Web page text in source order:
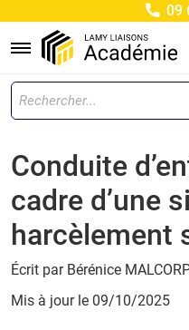
09
Menu
Conduite
cadre d’une
harcèlement
Écrit par Bérénice
Mis à jour le 09/10/2025